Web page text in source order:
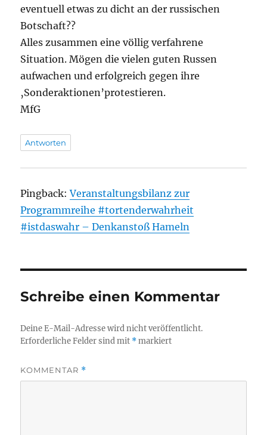
eventuell etwas zu dicht an der russischen
Botschaft??
Alles zusammen eine völlig verfahrene
Situation. Mögen die vielen guten Russen
aufwachen und erfolgreich gegen ihre
‚Sonderaktionen’protestieren.
MfG
Antworten
Pingback:Veranstaltungsbilanz zur
Programmreihe #tortenderwahrheit
#istdaswahr – Denkanstoß Hameln
Schreibe einen Kommentar
Deine E-Mail-Adresse wird nicht veröffentlicht.
Erforderliche Felder sind mit *markiert
KOMMENTAR *